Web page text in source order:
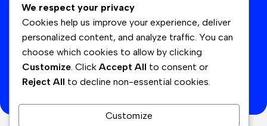
He leído y acepto los términos y condiciones
Se utilizará de acuerdo con nuestras Politicas de
privacidad
We respect your privacy
Cookies help us improve your experience, deliver
personalized content, and analyze traffic. You can
choose which cookies to allow by clicking
Customize . Click Accept All to consent or
Reject All to decline non-essential cookies.
Customize